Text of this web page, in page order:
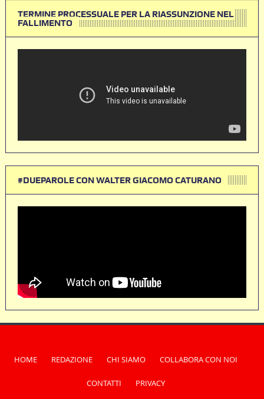
TERMINE PROCESSUALE PER LA RIASSUNZIONE NEL
FALLIMENTO
#DUEPAROLE CON WALTER GIACOMO CATURANO
HOME REDAZIONE CHI SIAMO COLLABORA CON NOI
CONTATTI PRIVACY